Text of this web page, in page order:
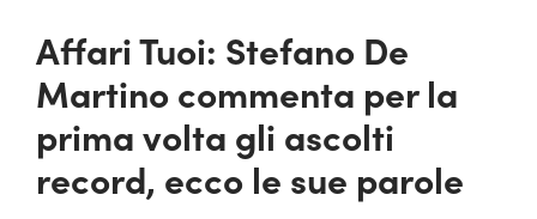
Affari Tuoi: Stefano De
Martino commenta per la
prima volta gli ascolti
record, ecco le sue parole